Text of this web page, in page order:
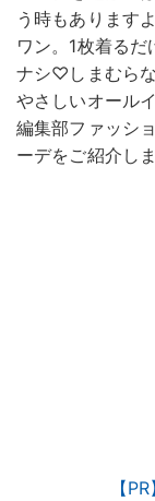
う時もあります
ワン。1枚着る
ナシ♡しまむら
やさしいオール
編集部ファッシ
ーデをご紹介し
【